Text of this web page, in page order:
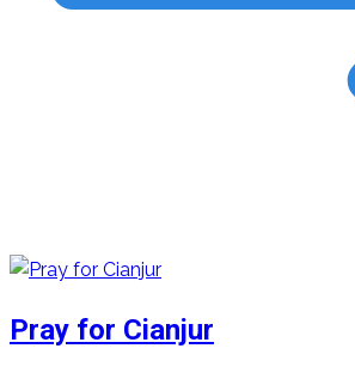
Pray for Cianjur